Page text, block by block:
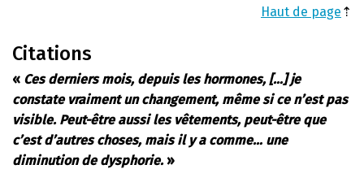
Haut de page ⇡
Citations
« Ces derniers mois, depuis les hormones, […] je
constate vraiment un changement, même si ce n’est pas
visible. Peut-être aussi les vêtements, peut-être que
c’est d’autres choses, mais il y a comme… une
diminution de dysphorie.»